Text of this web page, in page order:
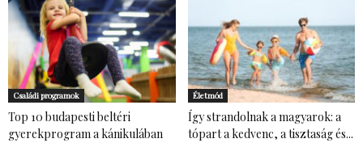
Családi programok
Top 10 budapesti beltéri
gyerekprogram a kánikulában
Életmód
Így strandolnak a magyarok: a
tópart a kedvenc, a tisztaság és...